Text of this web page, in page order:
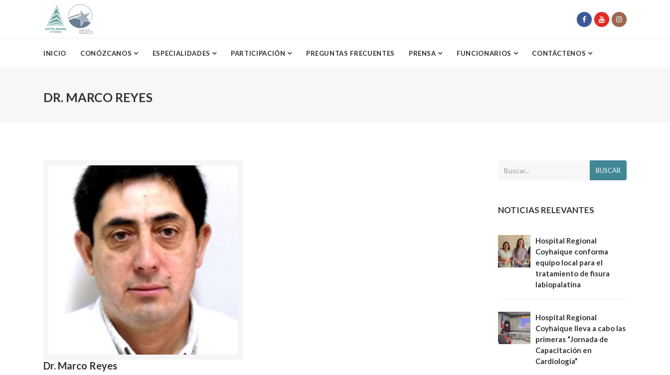
INICIO CONÓZCANOS ESPECIALIDADES PARTICIPACIÓN PREGUNTAS FRECUENTES PRENSA FUNCIONARIOS CONTÁCTENOS
DR. MARCO REYES
Dr. Marco Reyes
BUSCAR
NOTICIAS RELEVANTES
Hospital Regional
Coyhaique conforma
equipo local para el
tratamiento de fisura
labiopalatina
Hospital Regional
Coyhaique lleva a cabo las
primeras “Jornada de
Capacitación en
Cardiología”